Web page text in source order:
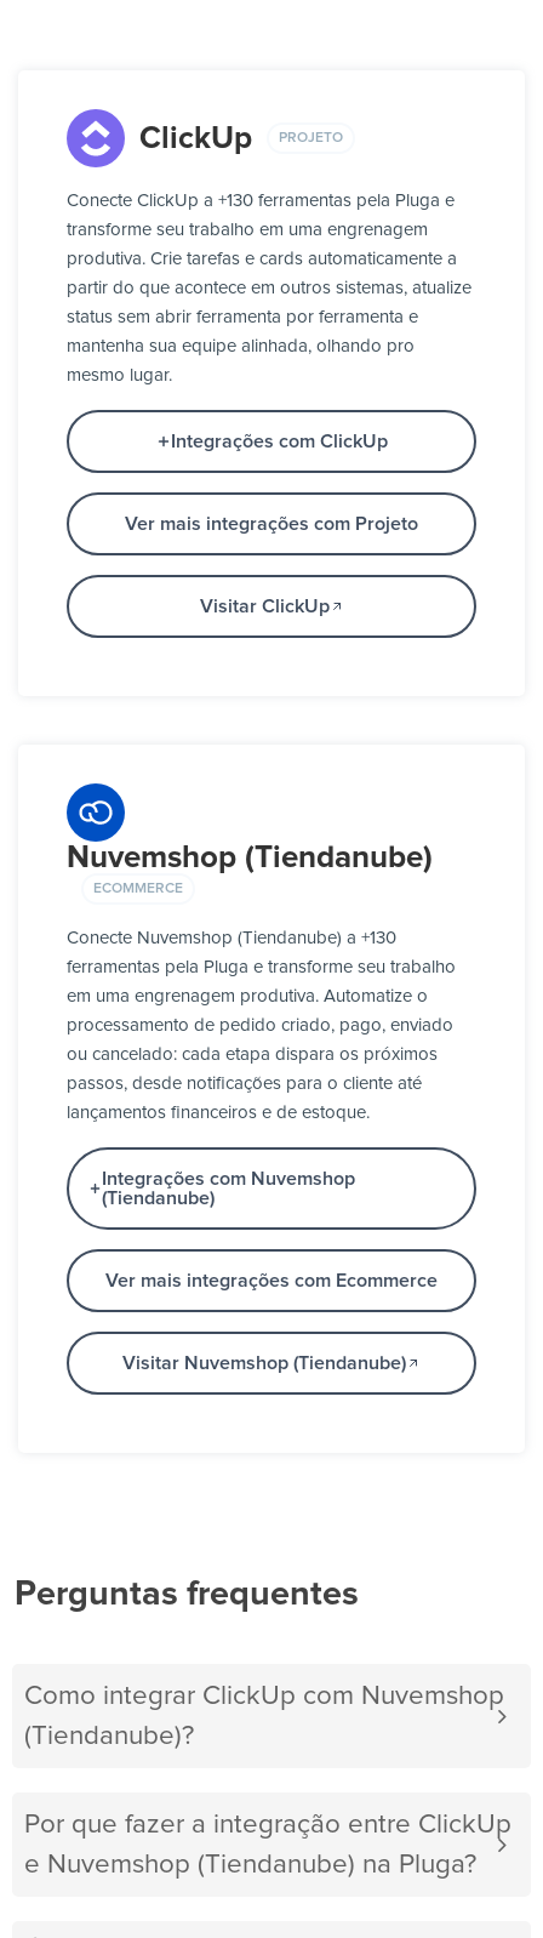
ClickUp PROJETO
Conecte ClickUp a +130 ferramentas pela Pluga e
transforme seu trabalho em uma engrenagem
produtiva. Crie tarefas e cards automaticamente a
partir do que acontece em outros sistemas, atualize
status sem abrir ferramenta por ferramenta e
mantenha sua equipe alinhada, olhando pro
mesmo lugar.
Integrações com ClickUp
Ver mais integrações com Projeto
Visitar ClickUp
Nuvemshop (Tiendanube)
ECOMMERCE
Conecte Nuvemshop (Tiendanube) a +130
ferramentas pela Pluga e transforme seu trabalho
em uma engrenagem produtiva. Automatize o
processamento de pedido criado, pago, enviado
ou cancelado: cada etapa dispara os próximos
passos, desde notificações para o cliente até
lançamentos financeiros e de estoque.
Integrações com Nuvemshop
(Tiendanube)
Ver mais integrações com Ecommerce
Visitar Nuvemshop (Tiendanube)
Perguntas frequentes
Como integrar ClickUp com Nuvemshop
(Tiendanube)?
Por que fazer a integração entre ClickUp
e Nuvemshop (Tiendanube) na Pluga?